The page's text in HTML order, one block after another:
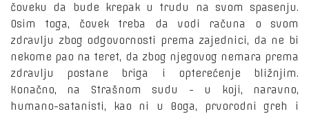
čoveku da bude krepak u trudu na svom spasenju.
Osim toga, čovek treba da vodi računa o svom
zdravlju zbog odgovornosti prema zajednici, da ne bi
nekome pao na teret, da zbog njegovog nemara prema
zdravlju postane briga i opterećenje bližnjim.
Konačno, na Strašnom sudu - u koji, naravno,
humano-satanisti, kao ni u Boga, prvorodni greh i